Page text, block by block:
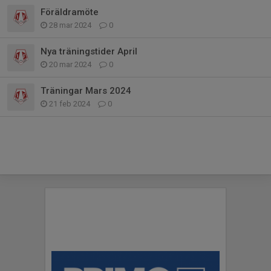
Föräldramöte
28 mar 2024 0
Nya träningstider April
20 mar 2024 0
Träningar Mars 2024
21 feb 2024 0